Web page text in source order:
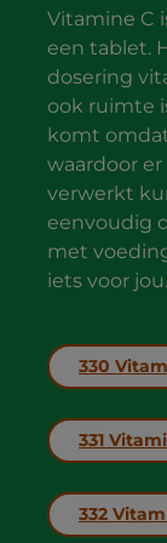
Vitamine C
een tablet.
dosering
ook ruimte
komt
waardoor
verwerkt
eenvoudig
met
iets voor jou.
330
331
332